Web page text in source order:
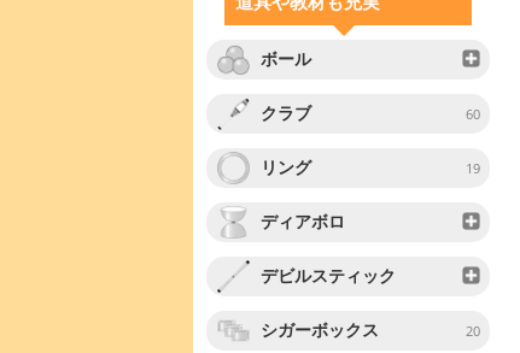
ボール
クラブ 60
リング 19
ディアボロ
デビルスティック
シガーボックス 20